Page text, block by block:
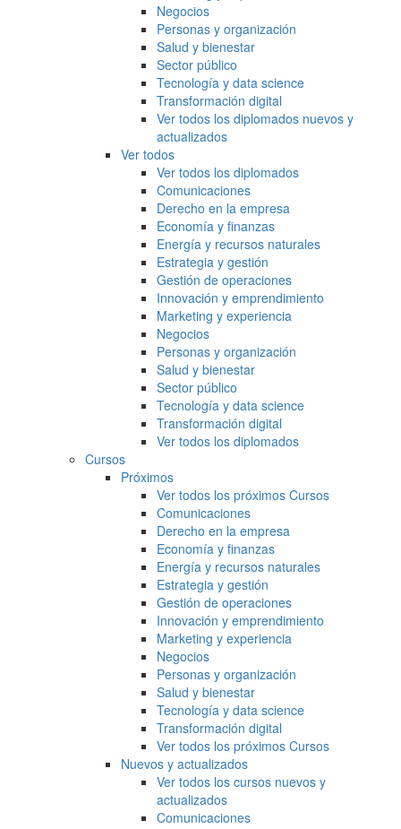
Negocios
Personas y organización
Salud y bienestar
Sector público
Tecnología y data science
Transformación digital
Ver todos los diplomados nuevos y
actualizados
Ver todos
Ver todos los diplomados
Comunicaciones
Derecho en la empresa
Economía y finanzas
Energía y recursos naturales
Estrategia y gestión
Gestión de operaciones
Innovación y emprendimiento
Marketing y experiencia
Negocios
Personas y organización
Salud y bienestar
Sector público
Tecnología y data science
Transformación digital
Ver todos los diplomados
Cursos
Próximos
Ver todos los próximos Cursos
Comunicaciones
Derecho en la empresa
Economía y finanzas
Energía y recursos naturales
Estrategia y gestión
Gestión de operaciones
Innovación y emprendimiento
Marketing y experiencia
Negocios
Personas y organización
Salud y bienestar
Tecnología y data science
Transformación digital
Ver todos los próximos Cursos
Nuevos y actualizados
Ver todos los cursos nuevos y
actualizados
Comunicaciones